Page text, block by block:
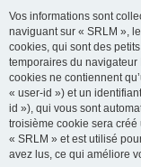
Vos informations sont
naviguant sur « SRLM »,
cookies, qui sont des
temporaires du navigateur
cookies ne contiennent
« user-id ») et un
id »), qui vous sont
troisième cookie sera
« SRLM » et est utilisé
avez lus, ce qui améliore